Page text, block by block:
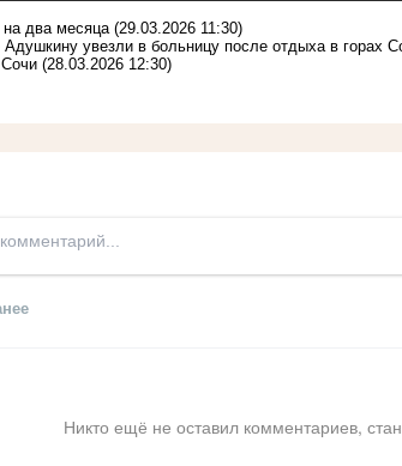
два месяца (29.03.2026 11:30)
увезли в больницу после отдыха в горах
(28.03.2026 12:30)
Никто ещё не оставил комментариев,